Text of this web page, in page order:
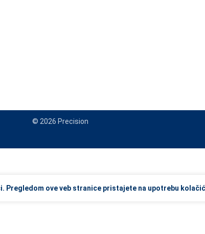
© 2026 Precision
Pregledom ove veb stranice pristajete na upotrebu